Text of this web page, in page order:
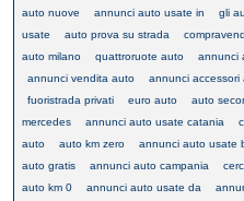
auto nuove
annunci auto usate in gli
usate
auto prova su strada
auto milano
quattroruote auto annunci
annunci vendita auto
annunci accessori
fuoristrada privati
euro auto auto
mercedes
annunci auto usate catania
auto
auto km zero annunci auto usate
auto gratis
annunci auto campania
auto km 0
annunci auto usate da